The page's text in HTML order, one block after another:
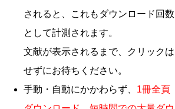
されると、これもダウンロード回数
として計測されます。
文献が表示されるまで、クリックは
せずにお待ちください。
手動・自動にかかわらず、 1冊全頁